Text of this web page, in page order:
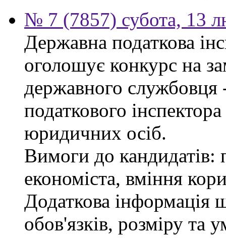
№ 7 (7857) субота, 13
Державна податкова
оголошує конкурс на
державного
податкового
юридичних осіб.
Вимоги до кандидатів:
економіста, вміння
Додаткова інформація
обов'язків, розміру та